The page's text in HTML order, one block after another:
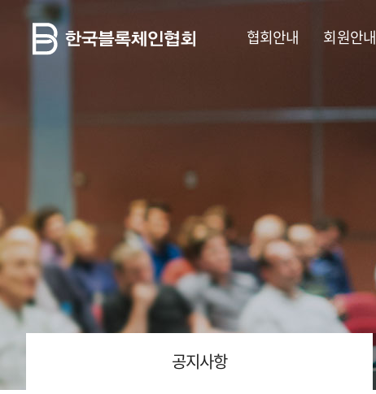
협회안내 회원안내
공지사항